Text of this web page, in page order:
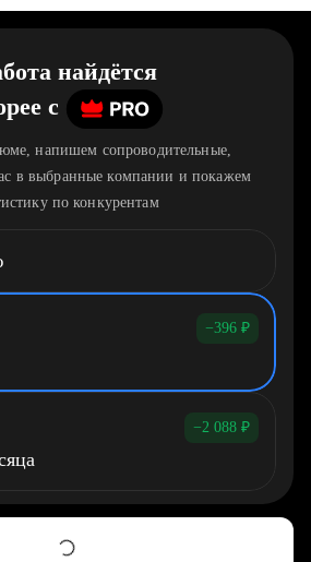
найдётся
c
напишем сопроводительные,
в выбранные компании и покажем
по конкурентам
−396 ₽
−2 088 ₽